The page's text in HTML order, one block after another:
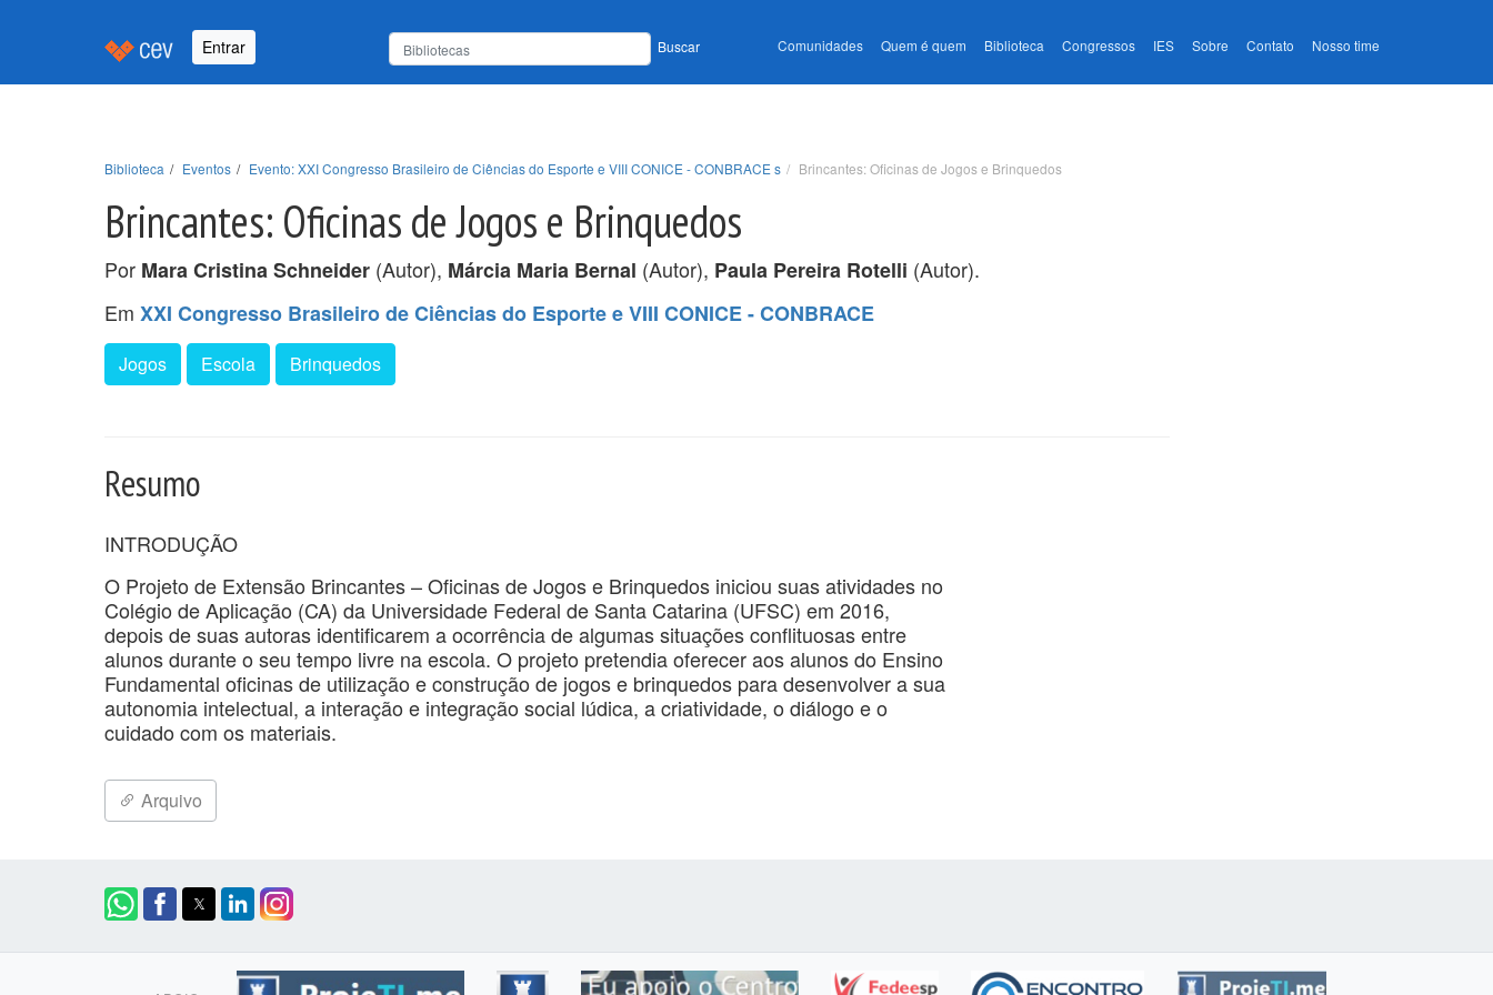
Entrar Buscar Comunidades Quem é quem Biblioteca Congressos IES Sobre Contato Nosso time
Biblioteca Eventos Evento: XXI Congresso Brasileiro de Ciências do Esporte e VIII CONICE - CONBRACE s Brincantes: Oficinas de Jogos e Brinquedos
Brincantes: Oficinas de Jogos e Brinquedos
Por Mara Cristina Schneider (Autor), Márcia Maria Bernal (Autor), Paula Pereira Rotelli (Autor).
Em XXI Congresso Brasileiro de Ciências do Esporte e VIII CONICE - CONBRACE
Jogos Escola Brinquedos
Resumo
INTRODUÇÃO
O Projeto de Extensão Brincantes – Oficinas de Jogos e Brinquedos iniciou suas atividades no
Colégio de Aplicação (CA) da Universidade Federal de Santa Catarina (UFSC) em 2016,
depois de suas autoras identificarem a ocorrência de algumas situações conflituosas entre
alunos durante o seu tempo livre na escola. O projeto pretendia oferecer aos alunos do Ensino
Fundamental oficinas de utilização e construção de jogos e brinquedos para desenvolver a sua
autonomia intelectual, a interação e integração social lúdica, a criatividade, o diálogo e o
cuidado com os materiais.
Arquivo